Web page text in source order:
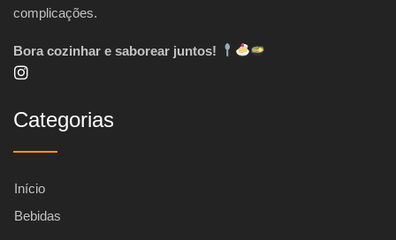
complicações.
Bora cozinhar e saborear juntos!
Categorias
Início
Bebidas